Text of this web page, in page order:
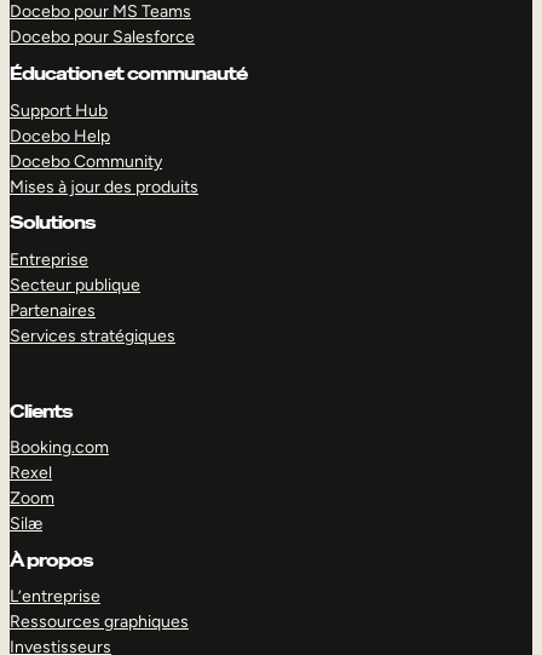
Docebo pour MS Teams
Docebo pour Salesforce
Éducation et communauté
Support Hub
Docebo Help
Docebo Community
Mises à jour des produits
Solutions
Entreprise
Secteur publique
Partenaires
Services stratégiques
Clients
Booking.com
Rexel
Zoom
Silæ
À propos
L’entreprise
Ressources graphiques
Investisseurs